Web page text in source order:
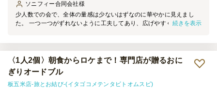
ソニフィー合同会社様
少人数での会で、全体の量感は少ないはずなのに華やかに見えまし
た。 一つ一つがずれないように工夫してあり、広げやすく分けやす
ナイスでした。 古希のお祝いで、写真にある紫のお花がその通り入
っているか問い合わせをさせて頂いたところ、お電話でご対応頂きま
してとても助かりました。 また利用したいと思います！
続きを表示
〈1人2個〉朝食からロケまで！専門店が贈るおに
ぎりオードブル
板五米店-旅とお結び-(イタゴコメテンタビトオムスビ)